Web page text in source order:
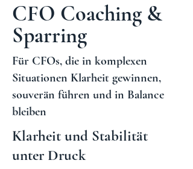
CFO Coaching &
Sparring
Für CFOs, die in komplexen
Situationen Klarheit gewinnen,
souverän führen und in Balance
bleiben
Klarheit und Stabilität
unter Druck